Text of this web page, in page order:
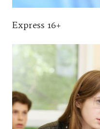
Express 16+